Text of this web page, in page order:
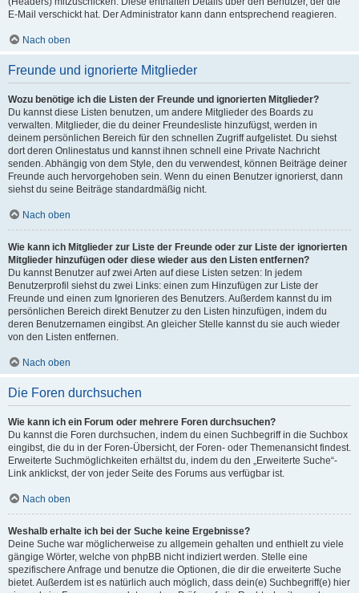
E-Mail verschickt hat. Der Administrator kann dann entsprechend reagieren.
Nach oben
Freunde und ignorierte Mitglieder
Wozu benötige ich die Listen der Freunde und ignorierten Mitglieder?
Du kannst diese Listen benutzen, um andere Mitglieder des Boards zu
verwalten. Mitglieder, die du deiner Freundesliste hinzufügst, werden in
deinem persönlichen Bereich für den schnellen Zugriff aufgelistet. Du siehst
dort deren Onlinestatus und kannst ihnen schnell eine Private Nachricht
senden. Abhängig von dem Style, den du verwendest, können Beiträge deiner
Freunde auch hervorgehoben sein. Wenn du einen Benutzer ignorierst, dann
siehst du seine Beiträge standardmäßig nicht.
Nach oben
Wie kann ich Mitglieder zur Liste der Freunde oder zur Liste der ignorierten
Mitglieder hinzufügen oder diese wieder aus den Listen entfernen?
Du kannst Benutzer auf zwei Arten auf diese Listen setzen: In jedem
Benutzerprofil siehst du zwei Links: einen zum Hinzufügen zur Liste der
Freunde und einen zum Ignorieren des Benutzers. Außerdem kannst du im
persönlichen Bereich direkt Benutzer zu den Listen hinzufügen, indem du
deren Benutzernamen eingibst. An gleicher Stelle kannst du sie auch wieder
von den Listen entfernen.
Nach oben
Die Foren durchsuchen
Wie kann ich ein Forum oder mehrere Foren durchsuchen?
Du kannst die Foren durchsuchen, indem du einen Suchbegriff in die Suchbox
eingibst, die du in der Foren-Übersicht, der Foren- oder Themenansicht findest.
Erweiterte Suchmöglichkeiten erhältst du, indem du den „Erweiterte Suche“-
Link anklickst, der von jeder Seite des Forums aus verfügbar ist.
Nach oben
Weshalb erhalte ich bei der Suche keine Ergebnisse?
Deine Suche war möglicherweise zu allgemein gehalten und enthielt zu viele
gängige Wörter, welche von phpBB nicht indiziert werden. Stelle eine
spezifischere Anfrage und benutze die Optionen, die dir die erweiterte Suche
bietet. Außerdem ist es natürlich auch möglich, dass dein(e) Suchbegriff(e) hier